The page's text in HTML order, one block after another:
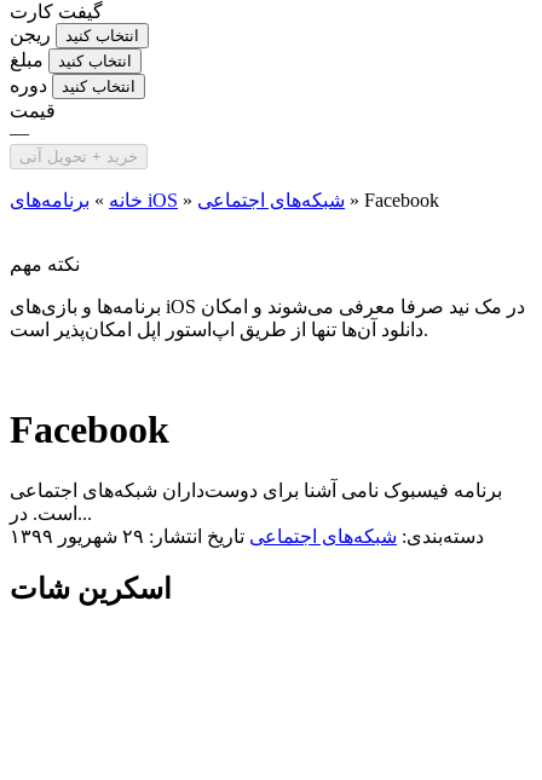
گیفت کارت
ریجن
انتخاب کنید
مبلغ انتخاب کنید
دوره انتخاب کنید
قیمت
—
خرید + تحویل آنی
خانه » برنامه‌های iOS » شبکه‌های اجتماعی » Facebook
نکته مهم
برنامه‌ها و بازی‌های iOS در مک نید صرفا معرفی می‌شوند و امکان
دانلود آن‌ها تنها از طریق اپ‌استور اپل امکان‌پذیر است.
Facebook
برنامه فیسبوک نامی آشنا برای دوست‌داران شبکه‌های اجتماعی
است. در...
دسته‌بندی: شبکه‌های اجتماعی تاریخ انتشار: ۲۹ شهریور ۱۳۹۹
اسکرین شات